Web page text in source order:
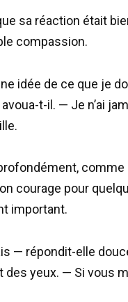
sa réaction était
compassion.
idée de ce que je
t-il. — Je n’ai
comme
courage pour
important.
— répondit-elle
des yeux. — Si vous